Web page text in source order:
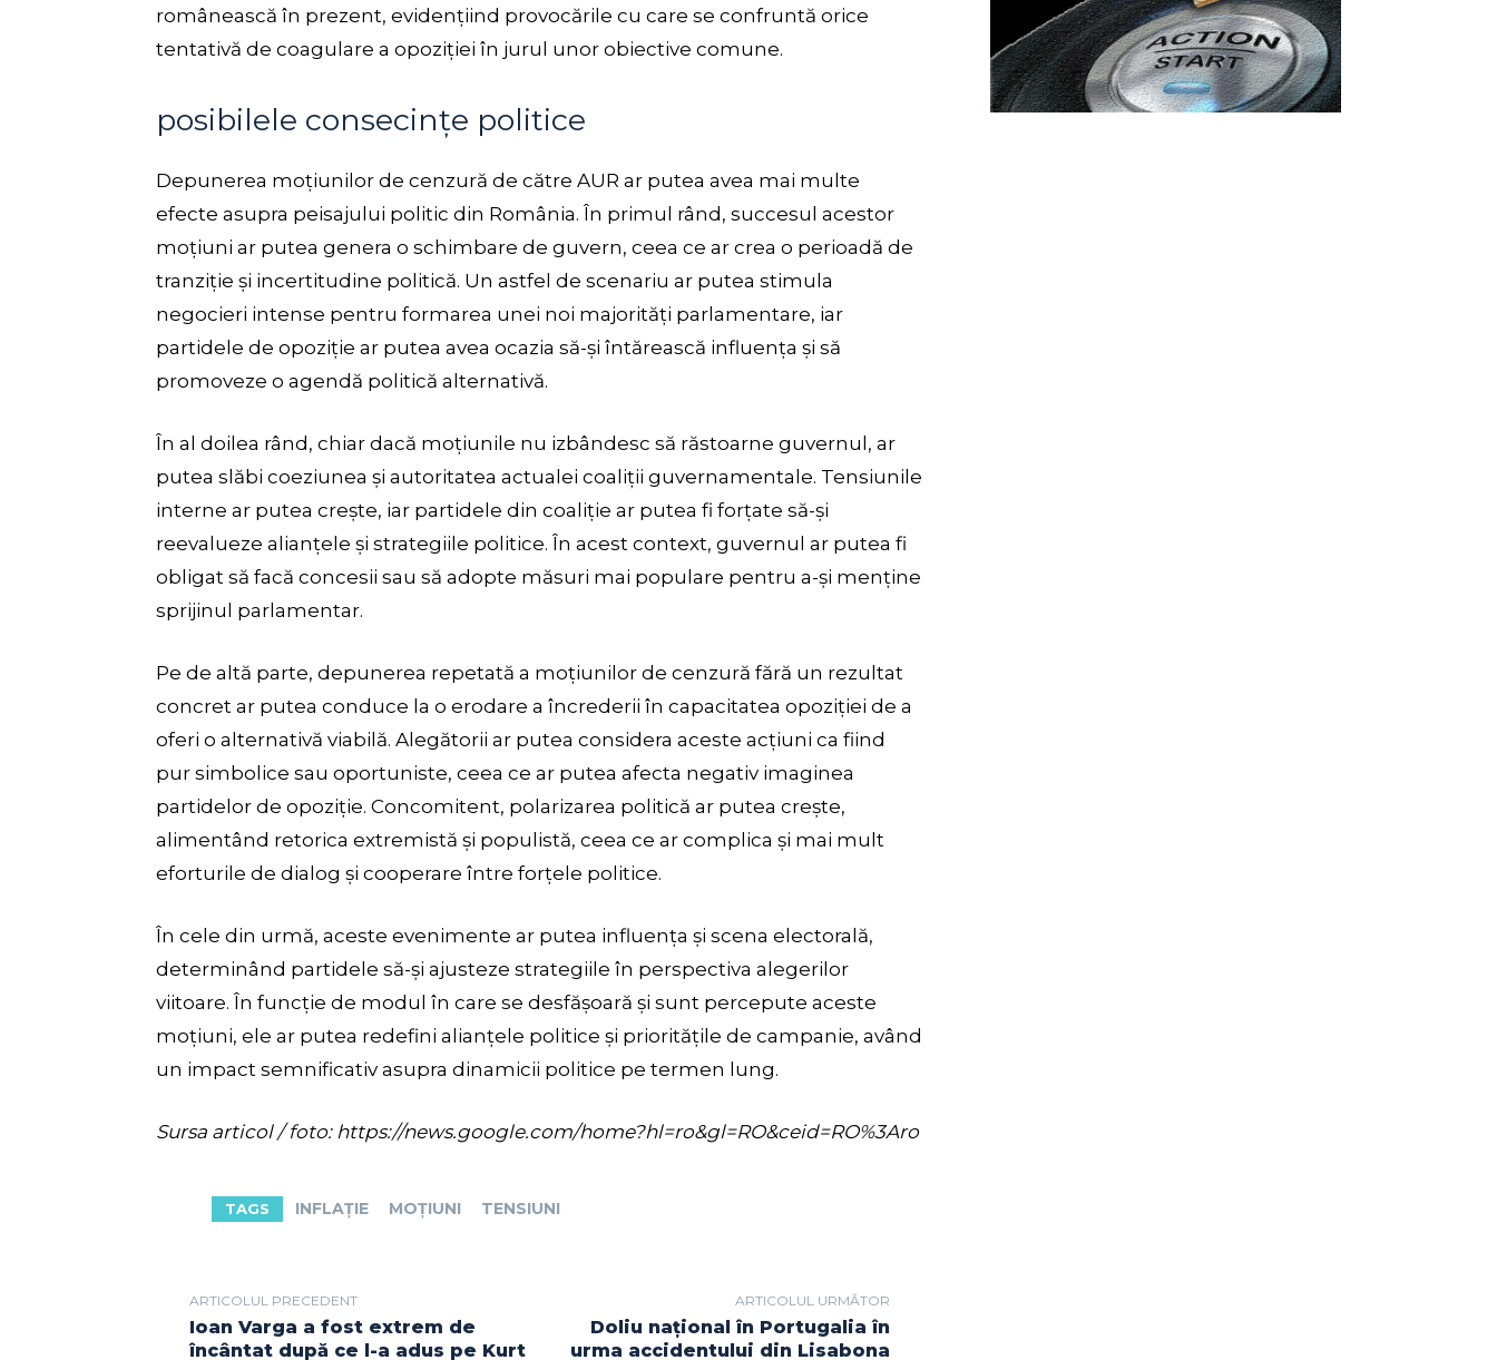
românească în prezent, evidențiind provocările cu care se confruntă orice
tentativă de coagulare a opoziției în jurul unor obiective comune.
posibilele consecințe politice
Depunerea moțiunilor de cenzură de către AUR ar putea avea mai multe
efecte asupra peisajului politic din România. În primul rând, succesul acestor
moțiuni ar putea genera o schimbare de guvern, ceea ce ar crea o perioadă de
tranziție și incertitudine politică. Un astfel de scenariu ar putea stimula
negocieri intense pentru formarea unei noi majorități parlamentare, iar
partidele de opoziție ar putea avea ocazia să-și întărească influența și să
promoveze o agendă politică alternativă.
În al doilea rând, chiar dacă moțiunile nu izbândesc să răstoarne guvernul, ar
putea slăbi coeziunea și autoritatea actualei coaliții guvernamentale. Tensiunile
interne ar putea crește, iar partidele din coaliție ar putea fi forțate să-și
reevalueze alianțele și strategiile politice. În acest context, guvernul ar putea fi
obligat să facă concesii sau să adopte măsuri mai populare pentru a-și menține
sprijinul parlamentar.
Pe de altă parte, depunerea repetată a moțiunilor de cenzură fără un rezultat
concret ar putea conduce la o erodare a încrederii în capacitatea opoziției de a
oferi o alternativă viabilă. Alegătorii ar putea considera aceste acțiuni ca fiind
pur simbolice sau oportuniste, ceea ce ar putea afecta negativ imaginea
partidelor de opoziție. Concomitent, polarizarea politică ar putea crește,
alimentând retorica extremistă și populistă, ceea ce ar complica și mai mult
eforturile de dialog și cooperare între forțele politice.
În cele din urmă, aceste evenimente ar putea influența și scena electorală,
determinând partidele să-și ajusteze strategiile în perspectiva alegerilor
viitoare. În funcție de modul în care se desfășoară și sunt percepute aceste
moțiuni, ele ar putea redefini alianțele politice și prioritățile de campanie, având
un impact semnificativ asupra dinamicii politice pe termen lung.
Sursa articol / foto: https://news.google.com/home?hl=ro&gl=RO&ceid=RO%3Aro
TAGS INFLAȚIE MOȚIUNI TENSIUNI
ARTICOLUL PRECEDENT
Ioan Varga a fost extrem de
încântat după ce l-a adus pe Kurt
ARTICOLUL URMĂTOR
Doliu național în Portugalia în
urma accidentului din Lisabona